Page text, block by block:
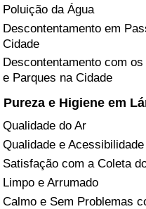
Poluição da Água
Descontentamento em
Cidade
Descontentamento com
e Parques na Cidade
Pureza e Higiene em
Qualidade do Ar
Qualidade e
Satisfação com a Coleta
Limpo e Arrumado
Calmo e Sem Problemas
Indicador de Saúde
Indicador de Saúde
Indicador de Saúde por
Indicador de Poluição
Índice de poluição